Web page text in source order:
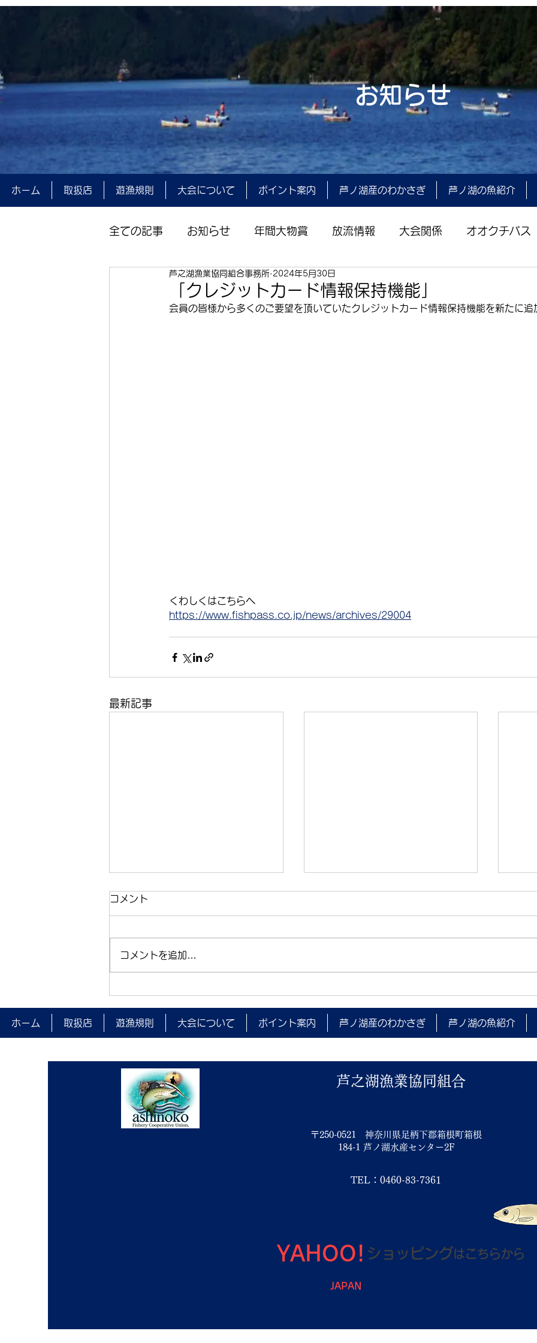
お知らせ
ホーム 取扱店 遊漁規則 大会について ポイント案内 芦ノ湖産のわかさぎ 芦ノ湖の魚紹介
全ての記事 お知らせ 年間大物賞 放流情報 大会関係 オオクチバス
「クレジットカード情報保持機能」
芦之湖漁業協同組合事務所 2024年5月30日
会員の皆様から多くのご要望を頂いていたクレジットカード情報保持機能を新たに追
くわしくはこちらへ
https://www.fishpass.co.jp/news/archives/29004
最新記事
箱根町消防本部 水難救助訓練
(ダイビング)実施のお知らせ
コメント
コメントを追加…
ホーム 取扱店 遊漁規則 大会について ポイント案内 芦ノ湖産のわかさぎ 芦ノ湖の魚紹介
芦之湖漁業協同組合
〒250-0521 神奈川県足柄下郡箱根町箱根
184-1 芦ノ湖水産センター2F
TEL：0460-83-7361
YAHOO!
JAPAN
ショッピングはこちらから